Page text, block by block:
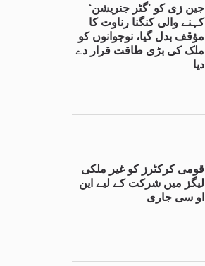
جین زی کو ’گٹر جنریشن‘
کہنے والی کنگنا رناوت کا
مؤقف بدل گیا، نوجوانوں کو
ملک کی بڑی طاقت قرار دے
دیا
قومی کرکٹرز کو غیر ملکی
لیگز میں شرکت کے لیے این
او سی جاری